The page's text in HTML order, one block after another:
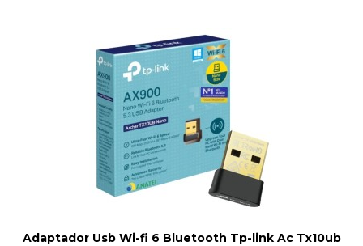
Adaptador Usb Wi-fi 6 Bluetooth Tp-link Ac Tx10ub